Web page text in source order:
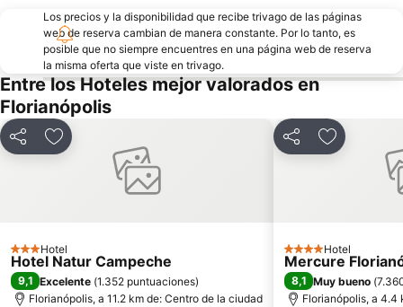
Los precios y la disponibilidad que recibe trivago de las páginas
web de reserva cambian de manera constante. Por lo tanto, es
posible que no siempre encuentres en una página web de reserva
la misma oferta que viste en trivago.
Entre los Hoteles mejor valorados en
Florianópolis
CompartirAñadir a favoritos
3 Estrellas
Hotel
Hotel Natur Campeche
9,1 Excelente (1.352 puntuaciones)
Florianópolis, a 11.2 km de: Centro de la ciudad
CompartirAñadir a
4 Estrellas
Hotel
Mercure
8,1 Muy bueno (
Florianópolis, a 4.4